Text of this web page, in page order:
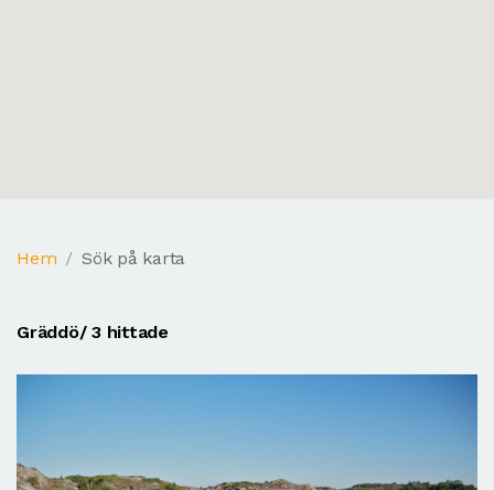
Hem Sök på karta
Gräddö/ 3 hittade